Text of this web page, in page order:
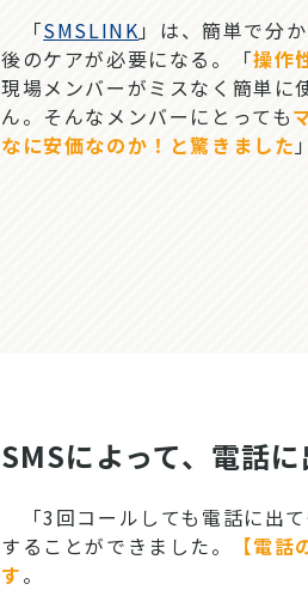
「SMSLINK」は、簡単で分
後のケアが必要になる。「操作
現場メンバーがミスなく簡単
ん。そんなメンバーにとっても
なに安価なのか！と驚きました
SMSによって、電話
「3回コールしても電話に出
することができました。
【電
す。